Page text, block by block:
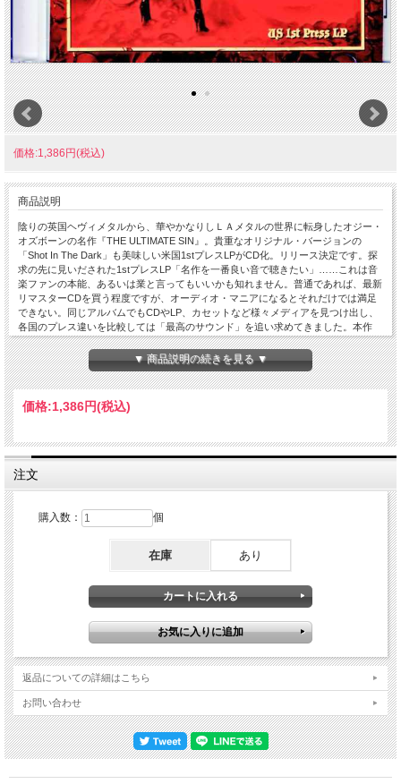
価格:1,386円(税込)
商品説明
陰りの英国ヘヴィメタルから、華やかなりしＬＡメタルの世界に転身したオジー・
オズボーンの名作『THE ULTIMATE SIN』。貴重なオリジナル・バージョンの
「Shot In The Dark」も美味しい米国1stプレスLPがCD化。リリース決定です。探
求の先に見いだされた1stプレスLP「名作を一番良い音で聴きたい」……これは音
楽ファンの本能、あるいは業と言ってもいいかも知れません。普通であれば、最新
リマスターCDを買う程度ですが、オーディオ・マニアになるとそれだけでは満足
できない。同じアルバムでもCDやLP、カセットなど様々メディアを見つけ出し、
各国のプレス違いを比較しては「最高のサウンド」を追い求めてきました。本作
は、そんな追及の旅で見いだされた最高峰盤の『THE ULTIMATE SIN』なのです。
そんな本作の正体は、1986年当時にリリースされた米国1stプレスLP『OZ
40026』。そのミント・クオリティ盤から精緻にトランスファーされた１枚なので
す。通常、最高峰盤の最有力候補は「母国盤の1stプレス」が多い。しかし、それ
は絶対の法則ではありません。何らかの事情で別国プレスの方が音が良くなった
り、初回CD盤がベストになる事もある。こればかりは１つひとつ現物に当たって
して、『THE ULTIMATE SIN』のケースでは、マニアの結論が「米国1stプレス
LP」だったというわけです。グルーヴとダイナミズムがケタ違いの最高峰サウン
ド そんな本作のサウンドは、ナチュラルにしてダイナミック。その旨みは、１曲
目「The Ultimate Sin」のイントロから炸裂している。「ダン、ダン、ダン、ダ
ドラムも打音ピークだけ強調され、堅くメタリック。それに対し、本作は一打一打
が皮の振動を感じられるほどリアルなのです。これは単なる音色の問題ではありま
せん。１音が発散するヴァイヴがまるで違い、それが連なることで生まれる躍動感
は別次元レベルの差になるのです。そして、そこにバンドが入ってくると違いは更
に広がる。現行リマスター盤では各楽器がクッキリしながらも平板。視覚的に喩え
ますと、スライドガラスに描いた絵を重ねていくように味気ないのです。ところ
が、本作の場合は油絵のように有機的な立体感。１音１音の厚みが油絵の具のよう
すこのサウンドは、『THE ULTIMATE SIN』だから殊更に嬉しい。『THE
ULTIMATE SIN』はオジーのキャリアでも「ドラマティシズムからグルーヴへ」の
転換点となった作品ですが、その一方でロン・ネヴィソンはドライな音づくりで知
というイメージも持たれてきたわけですが、それは誤解だった。本作から流れ出る
サウンドはドライではあっても平板ではなく、むしろグルーヴは一層躍動的に感じ
られる。『THE ULTIMATE SIN』が本来持っていたダイナミズムをたっぷりと味わ
えるのです。長尺なオリジナル版「Shot In The Dark」そんなサウンドだけでもお
腹いっぱいですが、さらにポイントなのがラストの名曲「Shot In The Dark」。現
行CDでは「4:16」となっていますが、本作では長尺の「4:25」なのです。どの段
▼ 商品説明の続きを見る ▼
価格:1,386円(税込)
注文
購入数： 個
在庫 あり
返品についての詳細はこちら
お問い合わせ